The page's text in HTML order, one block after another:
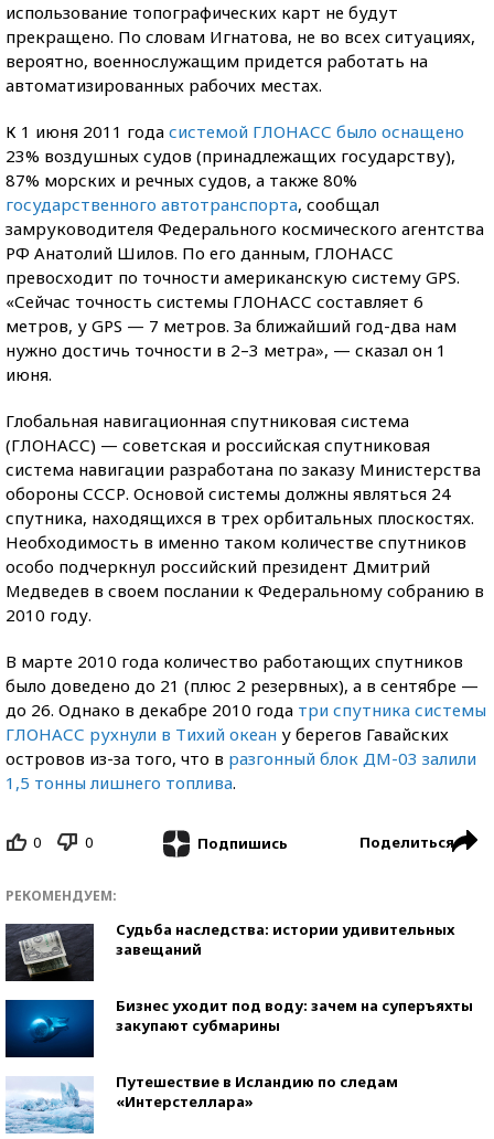
использование топографических карт не будут
прекращено. По словам Игнатова, не во всех ситуациях,
вероятно, военнослужащим придется работать на
автоматизированных рабочих местах.
К 1 июня 2011 года системой ГЛОНАСС было оснащено
23% воздушных судов (принадлежащих государству),
87% морских и речных судов, а также 80%
государственного автотранспорта, сообщал
замруководителя Федерального космического агентства
РФ Анатолий Шилов. По его данным, ГЛОНАСС
превосходит по точности американскую систему GPS.
«Сейчас точность системы ГЛОНАСС составляет 6
метров, у GPS — 7 метров. За ближайший год-два нам
нужно достичь точности в 2–3 метра», — сказал он 1
июня.
Глобальная навигационная спутниковая система
(ГЛОНАСС) — советская и российская спутниковая
система навигации разработана по заказу Министерства
обороны СССР. Основой системы должны являться 24
спутника, находящихся в трех орбитальных плоскостях.
Необходимость в именно таком количестве спутников
особо подчеркнул российский президент Дмитрий
Медведев в своем послании к Федеральному собранию в
2010 году.
В марте 2010 года количество работающих спутников
было доведено до 21 (плюс 2 резервных), а в сентябре —
до 26. Однако в декабре 2010 года три спутника системы
ГЛОНАСС рухнули в Тихий океан у берегов Гавайских
островов из-за того, что в разгонный блок ДМ-03 залили
1,5 тонны лишнего топлива.
0 0 Подпишись Поделиться
РЕКОМЕНДУЕМ:
Судьба наследства: истории удивительных
завещаний
Бизнес уходит под воду: зачем на суперъяхты
закупают субмарины
Путешествие в Исландию по следам
«Интерстеллара»